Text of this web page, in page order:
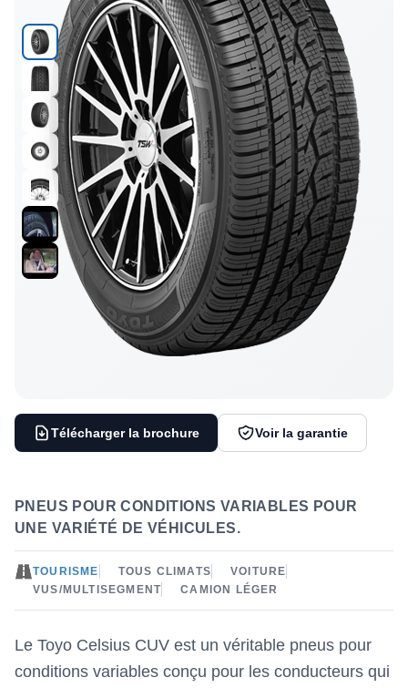
Télécharger la brochure Voir la garantie
PNEUS POUR CONDITIONS VARIABLES POUR
UNE VARIÉTÉ DE VÉHICULES.
TOURISME TOUS CLIMATS
VOITURE
VUS/MULTISEGMENT
CAMION LÉGER
Le Toyo Celsius CUV est un véritable pneus pour
conditions variables conçu pour les conducteurs qui